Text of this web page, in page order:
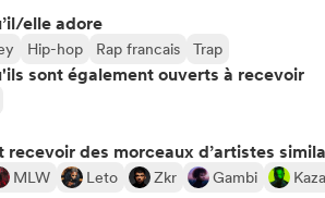
elle adore
Hip-hop Rap francais Trap
sont également ouverts à recevoir
recevoir des morceaux d’artistes
MLW Leto Zkr Gambi Kaza